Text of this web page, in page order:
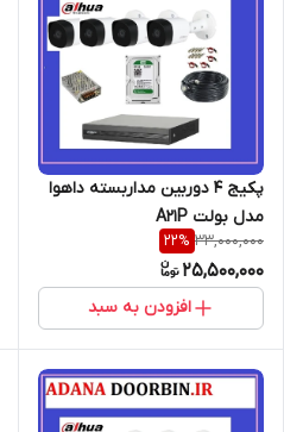
پکیج 4 دوربین مداربسته داهوا
مدل بولت A21P
33,000,000
22%
25,500,000
افزودن به سبد